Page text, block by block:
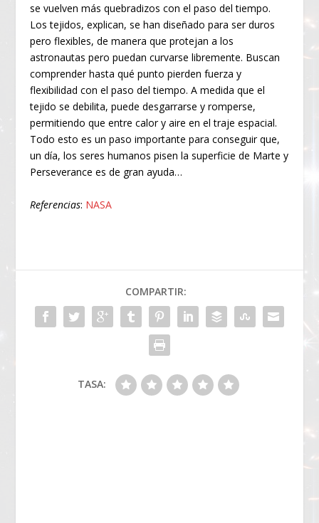
se vuelven más quebradizos con el paso del tiempo.
Los tejidos, explican, se han diseñado para ser duros
pero flexibles, de manera que protejan a los
astronautas pero puedan curvarse libremente. Buscan
comprender hasta qué punto pierden fuerza y
flexibilidad con el paso del tiempo. A medida que el
tejido se debilita, puede desgarrarse y romperse,
permitiendo que entre calor y aire en el traje espacial.
Todo esto es un paso importante para conseguir que,
un día, los seres humanos pisen la superficie de Marte y
Perseverance es de gran ayuda…
Referencias: NASA
COMPARTIR:
TASA: